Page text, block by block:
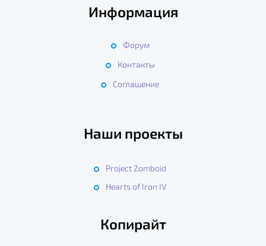
Информация
Форум
Контакты
Соглашение
Наши проекты
Project Zomboid
Hearts of Iron IV
Копирайт